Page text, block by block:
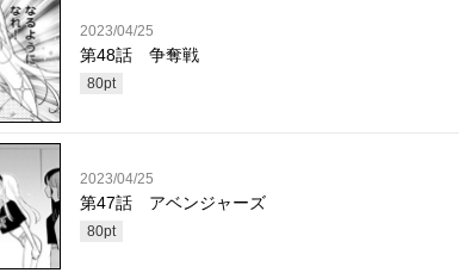
2023/04/25
第48話 争奪戦
80pt
2023/04/25
第47話 アベンジャーズ
80pt